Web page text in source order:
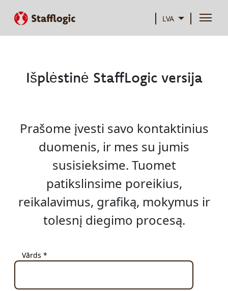
LVA
Išplėstinė StaffLogic versija
Prašome įvesti savo kontaktinius
duomenis, ir mes su jumis
susisieksime. Tuomet
patikslinsime poreikius,
reikalavimus, grafiką, mokymus ir
tolesnį diegimo procesą.
Vārds *